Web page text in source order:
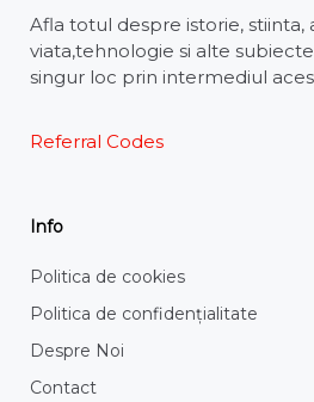
Afla totul despre istorie, stiinta,
viata,tehnologie si alte
singur loc prin intermediul
Referral Codes
Info
Politica de cookies
Politica de confidențialitate
Despre Noi
Contact